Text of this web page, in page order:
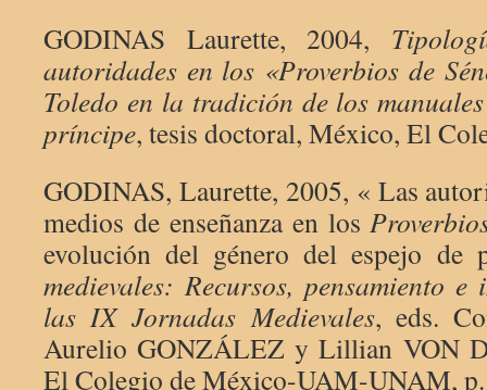
GODINAS Laurette, 2004,
autoridades en los «Proverbios de
Toledo en la tradición de los
príncipe, tesis doctoral, México, El
GODINAS, Laurette, 2005, « Las
medios de enseñanza en los
evolución del género del espejo
medievales: Recursos, pensamiento
las IX Jornadas Medievales, eds.
Aurelio GONZÁLEZ y Lillian VON
El Colegio de México-UAM-UNAM,